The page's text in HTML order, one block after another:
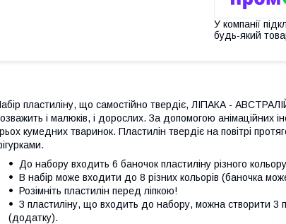
У компанії
будь-який
пластиліну, що самостійно твердіє, ЛІПАКА -
і малюків, і дорослих. За допомогою анімаційних
кумедних тваринок. Пластилін твердіє на повітрі
До набору входить 6 баночок пластиліну різного
В набір може входити до 8 різних кольорів (баночка
Розімніть пластилін перед ліпкою!
З пластиліну, що входить до набору, можна створити 3
(додатку).